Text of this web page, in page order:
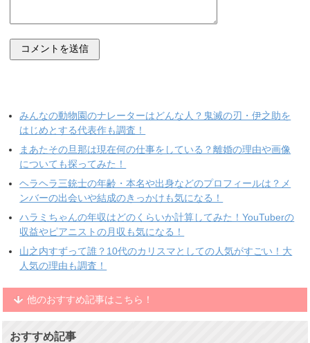
みんなの動物園のナレーターはどんな人？鬼滅の刃・伊之助を
はじめとする代表作も調査！
まあたその旦那は現在何の仕事をしている？離婚の理由や画像
についても探ってみた！
ヘラヘラ三銃士の年齢・本名や出身などのプロフィールは？メ
ンバーの出会いや結成のきっかけも気になる！
ハラミちゃんの年収はどのくらいか計算してみた！YouTuberの
収益やピアニストの月収も気になる！
山之内すずって誰？10代のカリスマとしての人気がすごい！大
人気の理由も調査！
他のおすすめ記事はこちら！
おすすめ記事